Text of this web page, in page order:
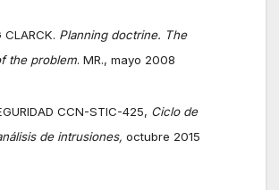
CLARCK. Planning doctrine. The
the problem. MR., mayo 2008
CCN-STIC-425, Ciclo de
de intrusiones, octubre 2015